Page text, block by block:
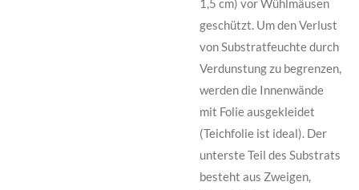
1,5 cm) vor Wühlmäusen
geschützt. Um den Verlust
von Substratfeuchte durch
Verdunstung zu begrenzen,
werden die Innenwände
mit Folie ausgekleidet
(Teichfolie ist ideal). Der
unterste Teil des Substrats
besteht aus Zweigen,